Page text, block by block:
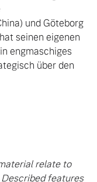
und Göteborg
seinen eigenen
engmaschiges
über den
relate to
features